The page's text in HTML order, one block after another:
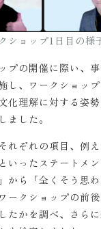
ショップ1日目の様
プの開催に際い、
し、ワークショッ
化理解に対する姿
ました。
れぞれの項目、例
いったステートメン
から「全くそう思
ークショップの前
たかを調べ、さら